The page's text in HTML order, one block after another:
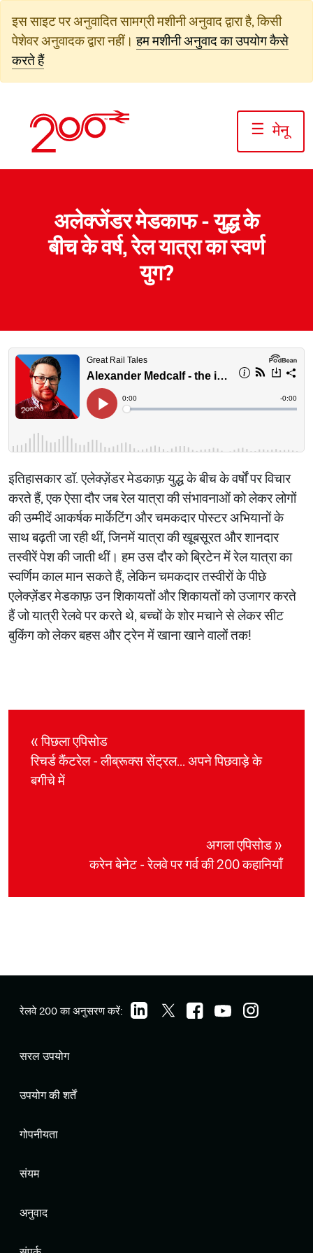
जाएं
इस साइट पर अनुवादित सामग्री मशीनी अनुवाद द्वारा है, किसी
पेशेवर अनुवादक द्वारा नहीं। हम मशीनी अनुवाद का उपयोग कैसे
करते हैं
☰ मेनू
अलेक्जेंडर मेडकाफ - युद्ध के
बीच के वर्ष, रेल यात्रा का स्वर्ण
युग?
इतिहासकार डॉ. एलेक्ज़ेंडर मेडकाफ़ युद्ध के बीच के वर्षों पर विचार
करते हैं, एक ऐसा दौर जब रेल यात्रा की संभावनाओं को लेकर लोगों
की उम्मीदें आकर्षक मार्केटिंग और चमकदार पोस्टर अभियानों के
साथ बढ़ती जा रही थीं, जिनमें यात्रा की खूबसूरत और शानदार
तस्वीरें पेश की जाती थीं। हम उस दौर को ब्रिटेन में रेल यात्रा का
स्वर्णिम काल मान सकते हैं, लेकिन चमकदार तस्वीरों के पीछे
एलेक्ज़ेंडर मेडकाफ़ उन शिकायतों और शिकायतों को उजागर करते
हैं जो यात्री रेलवे पर करते थे, बच्चों के शोर मचाने से लेकर सीट
बुकिंग को लेकर बहस और ट्रेन में खाना खाने वालों तक!
« पिछला एपिसोड
रिचर्ड कैंटरेल - लीब्रूक्स सेंट्रल... अपने पिछवाड़े के
बगीचे में
अगला एपिसोड »
करेन बेनेट - रेलवे पर गर्व की 200 कहानियाँ
रेलवे 200 का अनुसरण करें:
सरल उपयोग
उपयोग की शर्तें
गोपनीयता
संयम
अनुवाद